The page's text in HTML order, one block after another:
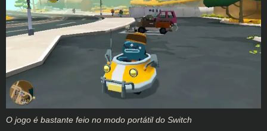
O jogo é bastante feio no modo portátil do Switch